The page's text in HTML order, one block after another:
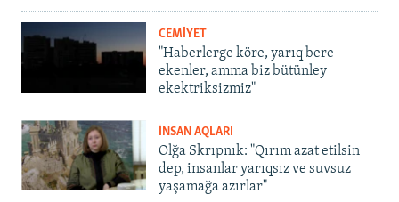
CEMİYET
"Haberlerge köre, yarıq bere
ekenler, amma biz bütünley
ekektriksizmiz"
İNSAN AQLARI
Olğa Skrıpnık: "Qırım azat etilsin
dep, insanlar yarıqsız ve suvsuz
yaşamağa azırlar"